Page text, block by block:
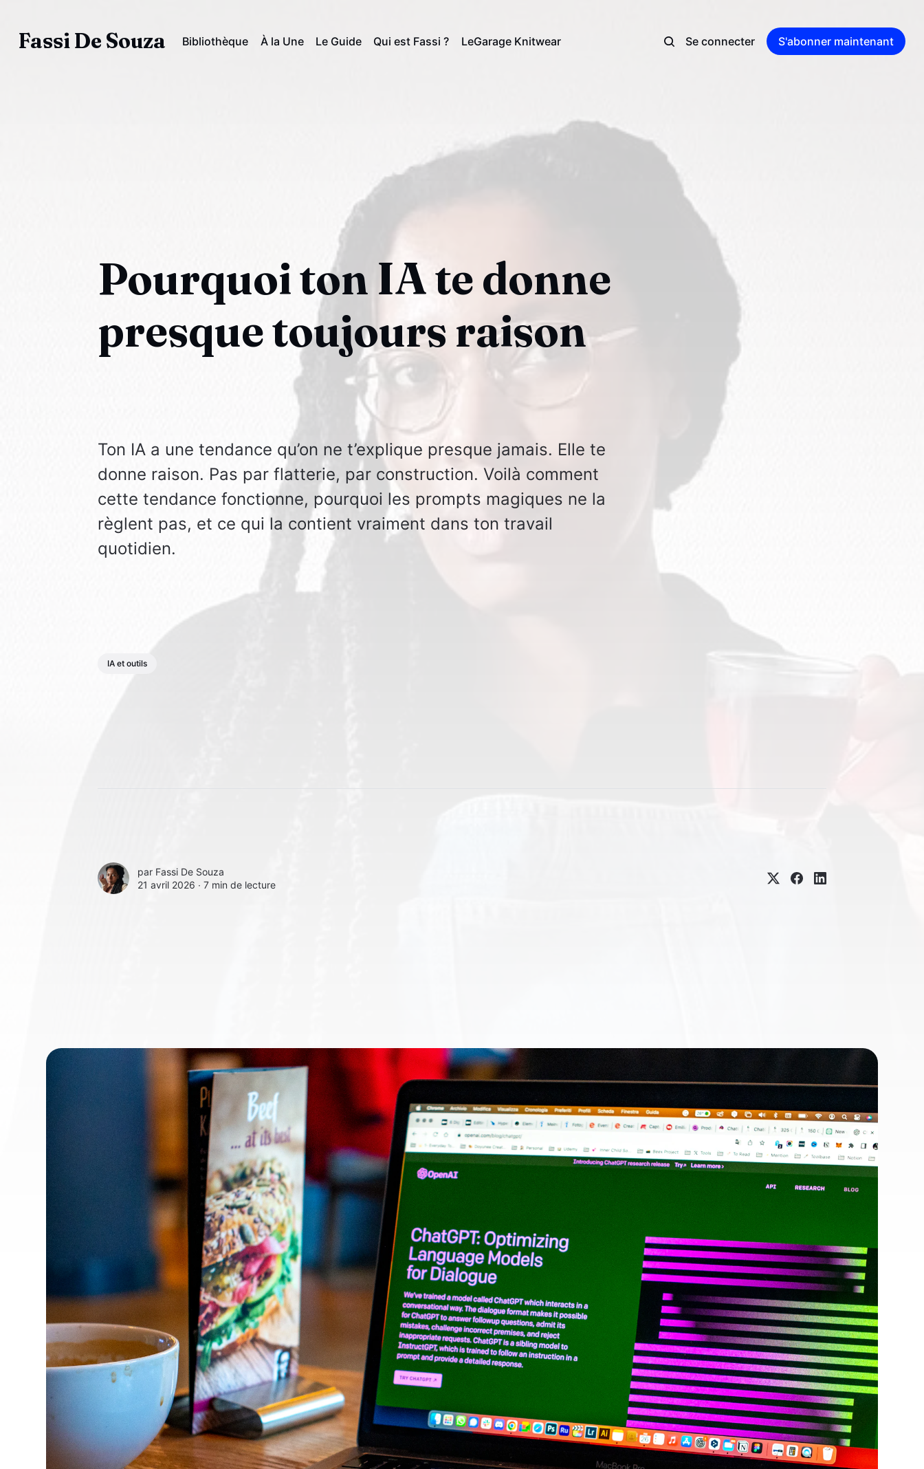
Fassi De Souza Bibliothèque À la Une Le Guide Qui est Fassi ? LeGarage Knitwear Se connecter S'abonner maintenant
Pourquoi ton IA te donne
presque toujours raison
Ton IA a une tendance qu’on ne t’explique presque jamais. Elle te
donne raison. Pas par flatterie, par construction. Voilà comment
cette tendance fonctionne, pourquoi les prompts magiques ne la
règlent pas, et ce qui la contient vraiment dans ton travail
quotidien.
IA et outils
par Fassi De Souza
21 avril 2026 ∙ 7 min de lecture